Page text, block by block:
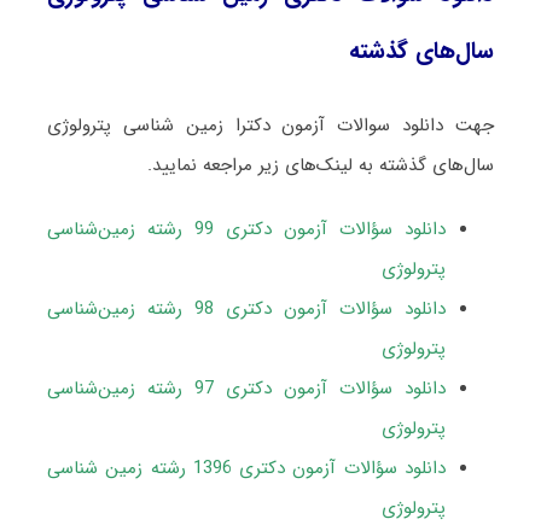
سال‌های گذشته
جهت دانلود سوالات آزمون دکترا زمین شناسی پترولوژی
سال‌های گذشته به لینک‌های زیر مراجعه نمایید.
دانلود سؤالات آزمون دکتری 99 رشته زمین‌شناسی
پترولوژی
دانلود سؤالات آزمون دکتری 98 رشته زمین‌شناسی
پترولوژی
دانلود سؤالات آزمون دکتری 97 رشته زمین‌شناسی
پترولوژی
دانلود سؤالات آزمون دکتری 1396 رشته زمین شناسی
پترولوژی